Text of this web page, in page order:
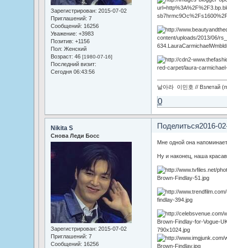
Зарегистрирован: 2015-07-02
Приглашений: 7
Сообщений: 16256
Уважение: +3983
Позитив: +1156
Пол: Женский
Возраст: 46 [1980-07-16]
Последний визит:
Сегодня 06:43:56
날아라 이민호 // Взлетай
0
Поделиться2016-
Nikita S
Снова Леди Босс
Зарегистрирован: 2015-07-02
Приглашений: 7
Сообщений: 16256
Мне одной она
Ну и наконец, наша